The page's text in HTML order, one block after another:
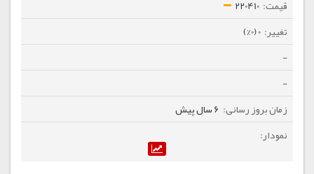
220410
0 (0%)
-
-
6 سال پیش